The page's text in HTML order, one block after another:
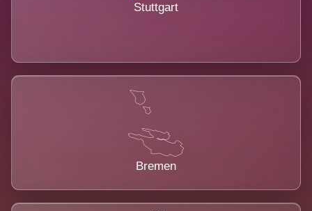
Stuttgart
Bremen